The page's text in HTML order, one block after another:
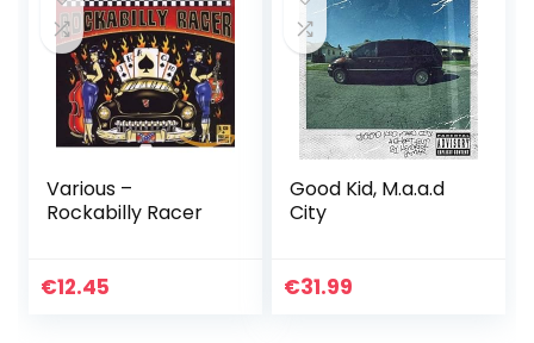
Various –
Rockabilly Racer
€12.45
Good Kid, M.a.a.d
City
€31.99